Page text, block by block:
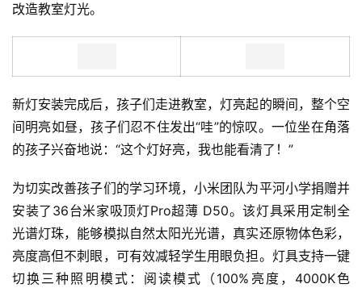
改造教室灯光。
新灯安装完成后，孩子们走进教室，灯亮起的瞬间，整个空
间明亮如昼，孩子们忍不住发出“哇”的惊叹。一位坐在角落
的孩子兴奋地说：“这个灯好亮，我也能看清了！”
为切实改善孩子们的学习环境，小米团队为平河小学捐赠并
安装了36台米家吸顶灯Pro超薄 D50。该灯具采用定制全
光谱灯珠，能够模拟自然太阳光光谱，真实还原物体色彩，
亮度高但不刺眼，可有效减轻学生用眼负担。灯具支持一键
切换三种照明模式：阅读模式（100%亮度，4000K色